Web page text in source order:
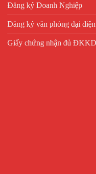
Đăng ký Doanh Nghiệp
Đăng ký văn phòng đại diện
Giấy chứng nhận đủ ĐKKD